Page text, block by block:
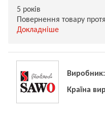
5 років
Повернення товару
Докладніше
Виробник:
Країна